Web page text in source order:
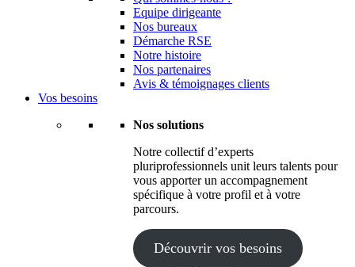
Equipe dirigeante
Nos bureaux
Démarche RSE
Notre histoire
Nos partenaires
Avis & témoignages clients
Vos besoins
Nos solutions
Notre collectif d’experts
pluriprofessionnels unit leurs talents pour
vous apporter un accompagnement
spécifique à votre profil et à votre
parcours.
Découvrir vos besoins